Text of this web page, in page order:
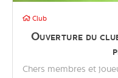
Club
Ouverture du
Chers membres et